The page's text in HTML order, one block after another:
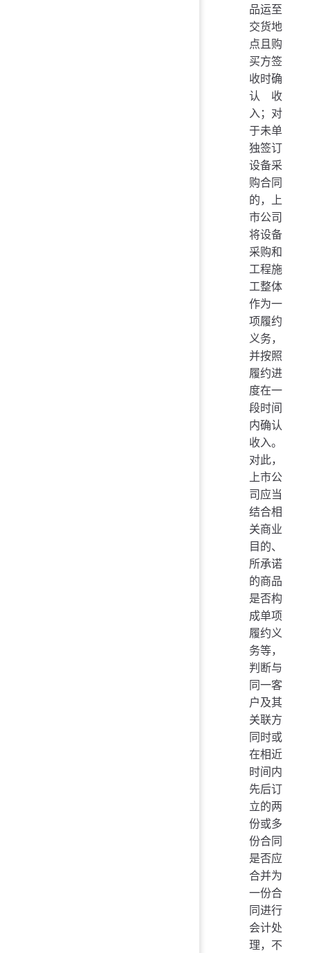
品运至
交货地
点且购
买方签
收时确
认收
入；对
于未单
独签订
设备采
购合同
的，上
市公司
将设备
采购和
工程施
工整体
作为一
项履约
义务，
并按照
履约进
度在一
段时间
内确认
收入。
对此，
上市公
司应当
结合相
关商业
目的、
所承诺
的商品
是否构
成单项
履约义
务等，
判断与
同一客
户及其
关联方
同时或
在相近
时间内
先后订
立的两
份或多
份合同
是否应
合并为
一份合
同进行
会计处
理，不